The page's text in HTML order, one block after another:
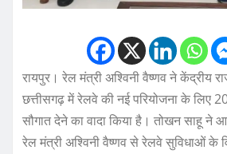
रायपुर। रेल मंत्री अश्विनी वैष्णव ने केंद्रीय
छत्तीसगढ़ में रेलवे की नई परियोजना के लिए
सौगात देने का वादा किया है। तोखन साहू ने
रेल मंत्री अश्विनी वैष्णव से रेलवे सुविधाओं के